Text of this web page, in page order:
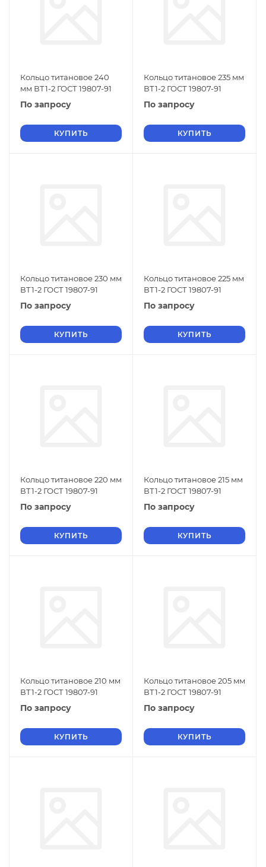
Кольцо титановое 240
мм ВТ1-2 ГОСТ 19807-91
По запросу
КУПИТЬ
Кольцо титановое 235 мм
ВТ1-2 ГОСТ 19807-91
По запросу
КУПИТЬ
Кольцо титановое 230 мм
ВТ1-2 ГОСТ 19807-91
По запросу
КУПИТЬ
Кольцо титановое 225 мм
ВТ1-2 ГОСТ 19807-91
По запросу
КУПИТЬ
Кольцо титановое 220 мм
ВТ1-2 ГОСТ 19807-91
По запросу
КУПИТЬ
Кольцо титановое 215 мм
ВТ1-2 ГОСТ 19807-91
По запросу
КУПИТЬ
Кольцо титановое 210 мм
ВТ1-2 ГОСТ 19807-91
По запросу
КУПИТЬ
Кольцо титановое 205 мм
ВТ1-2 ГОСТ 19807-91
По запросу
КУПИТЬ